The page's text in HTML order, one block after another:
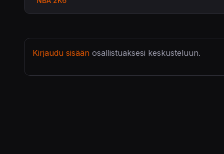
Kirjaudu sisään osallistuaksesi keskusteluun.